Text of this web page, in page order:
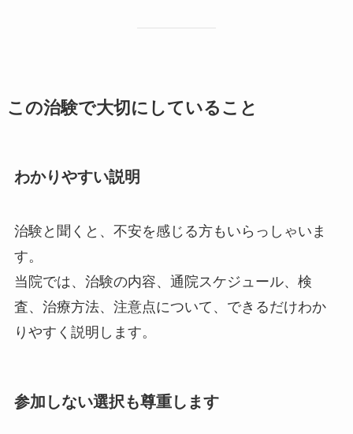
この治験で大切にしていること
わかりやすい説明
治験と聞くと、不安を感じる方もいらっしゃいま
す。
当院では、治験の内容、通院スケジュール、検
査、治療方法、注意点について、できるだけわか
りやすく説明します。
参加しない選択も尊重します